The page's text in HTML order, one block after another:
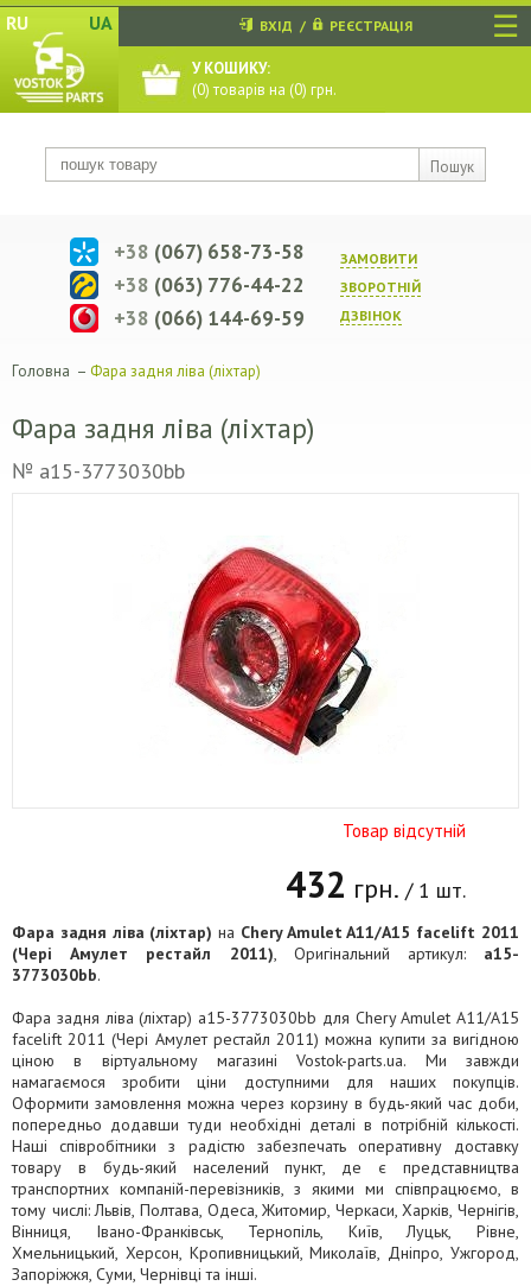
☰
RU UA
Пошук
ВХІД / РЕЄСТРАЦІЯ
У КОШИКУ:
(0) товарів на (0) грн.
ЗАМОВИТИ
ЗВОРОТНIЙ
ДЗВIНОК
+38 (067) 658-73-58
+38 (063) 776-44-22
+38 (066) 144-69-59
Головна – Фара задня ліва (ліхтар)
Фара задня ліва (ліхтар)
№ a15-3773030bb
Товар відсутній
432 грн. / 1 шт.
Фара задня ліва (ліхтар) на Chery Amulet A11/A15 facelift 2011
(Чері Амулет рестайл 2011), Оригінальний артикул: a15-
3773030bb.
Фара задня ліва (ліхтар) a15-3773030bb для Chery Amulet A11/A15
facelift 2011 (Чері Амулет рестайл 2011) можна купити за вигідною
ціною в віртуальному магазині Vostok-parts.ua. Ми завжди
намагаємося зробити ціни доступними для наших покупців.
Оформити замовлення можна через корзину в будь-який час доби,
попередньо додавши туди необхідні деталі в потрібній кількості.
Наші співробітники з радістю забезпечать оперативну доставку
товару в будь-який населений пункт, де є представництва
транспортних компаній-перевізників, з якими ми співпрацюємо, в
тому числі: Львів, Полтава, Одеса, Житомир, Черкаси, Харків, Чернігів,
Вінниця, Івано-Франківськ, Тернопіль, Київ, Луцьк, Рівне,
Хмельницький, Херсон, Кропивницький, Миколаїв, Дніпро, Ужгород,
Запоріжжя, Суми, Чернівці та інші.